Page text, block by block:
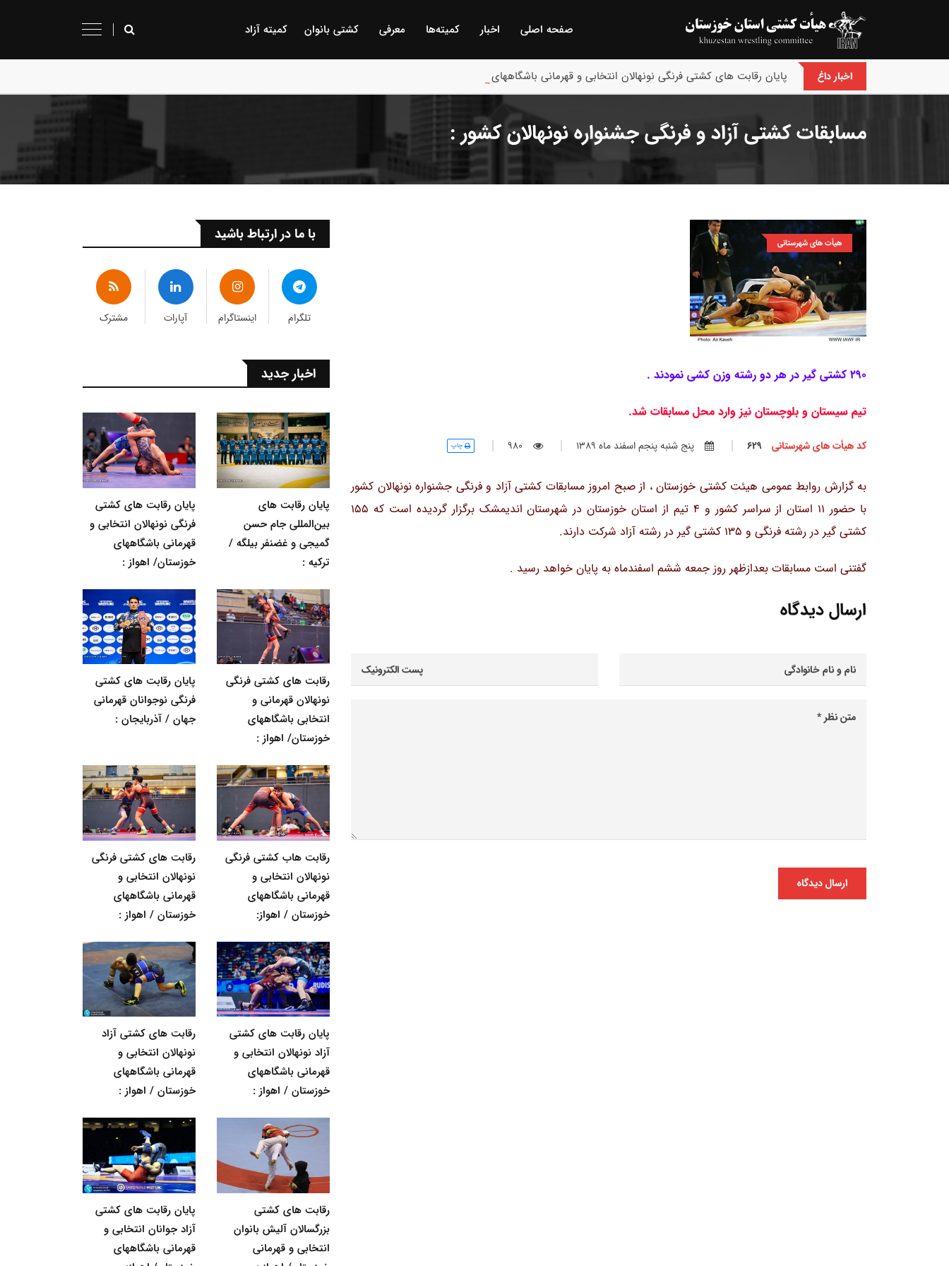
صفحه اصلی اخبار كمیته‌ها معرفی كشتی بانوان کمیته آزاد
اخبار داغ پایان رقابت های کشتی فرنگی نونهالان انتخابی و قهرمانی باشگاههای خوزستان/ اهواز :
مسابقات کشتی آزاد و فرنگی جشنواره نونهالان کشور :
هیأت های شهرستانی
290 کشتی گیر در هر دو رشته وزن کشی نمودند .
تیم سیستان و بلوچستان نیز وارد محل مسابقات شد.
کد هیأت های شهرستانی پنج شنبه پنجم اسفند ماه 1389 980 چاپ
به گزارش روابط عمومی هیئت کشتی خوزستان ، از صبح امروز مسابقات کشتی آزاد و فرنگی جشنواره نونهالان کشور
با حضور 11 استان از سراسر کشور و 4 تیم از استان خوزستان در شهرستان اندیمشک برگزار گردیده است که 155
کشتی گیر در رشته فرنگی و 135 کشتی گیر در رشته آزاد شرکت دارند.
گفتنی است مسابقات بعدازظهر روز جمعه ششم اسفندماه به پایان خواهد رسید .
ارسال دیدگاه
ارسال دیدگاه
با ما در ارتباط باشید
تلگرام اینستاگرام آپارات مشترک
اخبار جدید
پایان رقابت های
بین‌المللی جام حسن
گمیجی و غضنفر بیلگه /
ترکیه :
پایان رقابت های کشتی
فرنگی نونهالان انتخابی و
قهرمانی باشگاههای
خوزستان/ اهواز :
رقابت های کشتی فرنگی
نونهالان قهرمانی و
انتخابی باشگاههای
خوزستان/ اهواز :
پایان رقابت های کشتی
فرنگی نوجوانان قهرمانی
جهان / آذربایجان :
رقابت هاب کشتی فرنگی
نونهالان انتخابی و
قهرمانی باشگاههای
خوزستان / اهواز:
رقابت های کشتی فرنگی
نونهالان انتخابی و
قهرمانی باشگاههای
خوزستان / اهواز :
پایان رقابت های کشتی
آزاد نونهالان انتخابی و
قهرمانی باشگاههای
خوزستان / اهواز :
رقابت های کشتی آزاد
نونهالان انتخابی و
قهرمانی باشگاههای
خوزستان / اهواز :
رقابت های کشتی
بزرگسالان آلیش بانوان
انتخابی و قهرمانی
پایان رقابت های کشتی
آزاد جوانان انتخابی و
قهرمانی باشگاههای